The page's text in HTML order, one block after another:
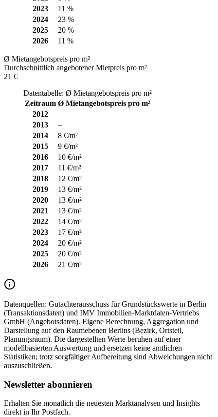
2023
11 %
2024
23 %
2025
20 %
2026
11 %
Ø Mietangebotspreis pro m²
Durchschnittlich angebotener Mietpreis pro m²
21 €
Datentabelle: Ø Mietangebotspreis pro m²
Zeitraum Ø Mietangebotspreis pro m²
2012
–
2013
–
2014
8 €/m²
2015
9 €/m²
2016
10 €/m²
2017
11 €/m²
2018
12 €/m²
2019
13 €/m²
2020
13 €/m²
2021
13 €/m²
2022
14 €/m²
2023
17 €/m²
2024
20 €/m²
2025
20 €/m²
2026
21 €/m²
Datenquellen: Gutachterausschuss für Grundstückswerte in Berlin
(Transaktionsdaten) und IMV Immobilien-Marktdaten-Vertriebs
GmbH (Angebotsdaten). Eigene Berechnung, Aggregation und
Darstellung auf den Raumebenen Berlins (Bezirk, Ortsteil,
Planungsraum). Die dargestellten Werte beruhen auf einer
modellbasierten Auswertung und ersetzen keine amtlichen
Statistiken; trotz sorgfältiger Aufbereitung sind Abweichungen nicht
auszuschließen.
Newsletter abonnieren
Erhalten Sie monatlich die neuesten Marktanalysen und Insights
direkt in Ihr Postfach.